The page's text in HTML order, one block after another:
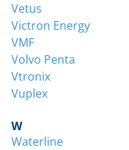
Vetus
Victron Energy
VMF
Volvo Penta
Vtronix
Vuplex
W
Waterline